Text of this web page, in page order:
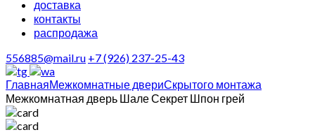
доставка
контакты
распродажа
556885@mail.ru +7 (926) 237-25-43
ГлавнаяМежкомнатные двериСкрытого монтажа
Межкомнатная дверь Шале Секрет Шпон грей